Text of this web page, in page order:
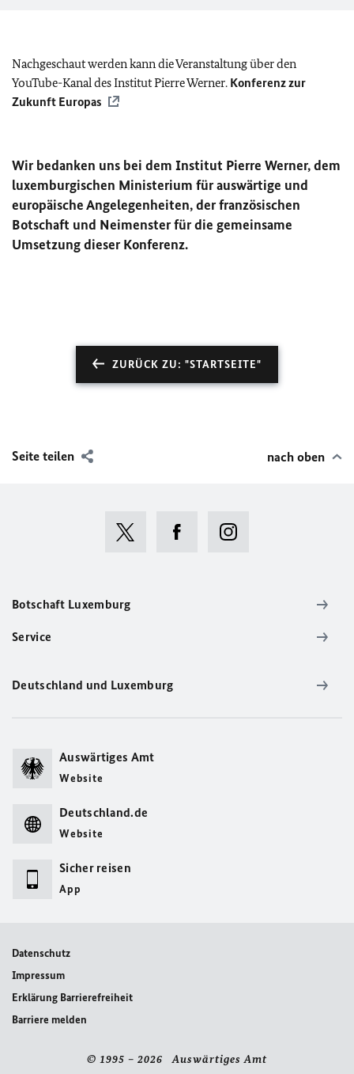
Nachgeschaut werden kann die Veranstaltung über den
YouTube-Kanal des Institut Pierre Werner. Konferenz zur
Zukunft Europas
Wir bedanken uns bei dem Institut Pierre Werner, dem
luxemburgischen Ministerium für auswärtige und
europäische Angelegenheiten, der französischen
Botschaft und Neimenster für die gemeinsame
Umsetzung dieser Konferenz.
ZURÜCK ZU: "STARTSEITE"
Seite teilen nach oben
Botschaft Luxemburg
Service
Deutschland und Luxemburg
Auswärtiges Amt
Website
Deutschland.de
Website
Sicher reisen
App
Datenschutz
Impressum
Erklärung Barrierefreiheit
Barriere melden
© 1995 – 2026 Auswärtiges Amt